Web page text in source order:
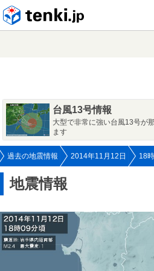
台風13号情報
大型で非常に強い台風13号が
ます
過去の地震情報 2014年11月12日 18
地震情報